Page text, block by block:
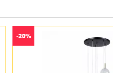
-20%